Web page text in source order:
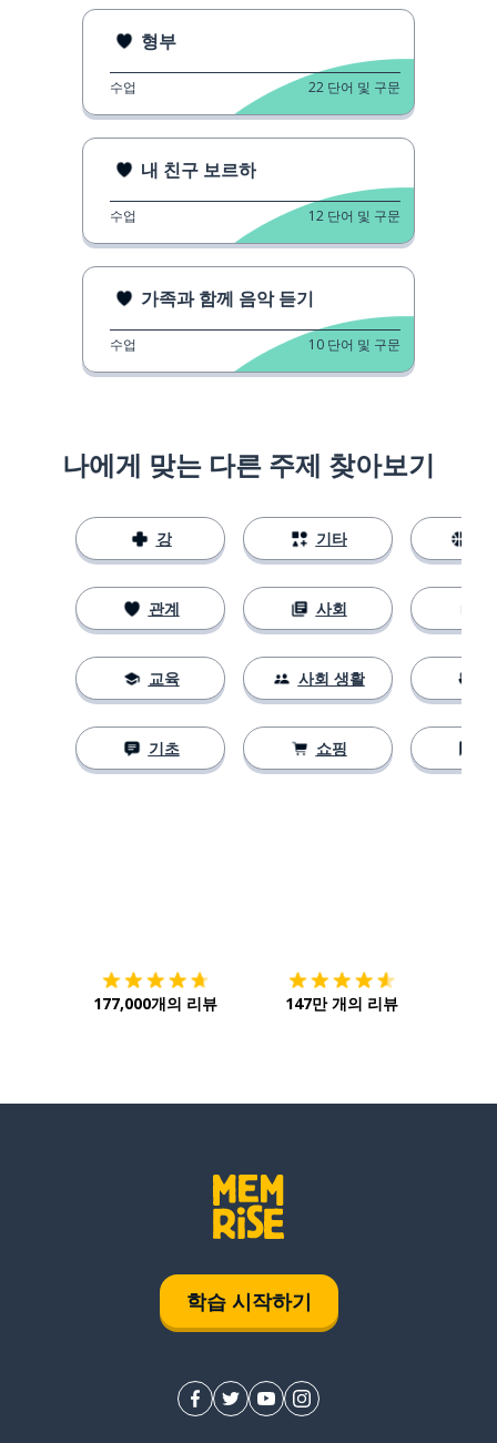
형부
수업 22 단어 및 구문
내 친구 보르하
수업 12 단어 및 구문
가족과 함께 음악 듣기
수업 10 단어 및 구문
나에게 맞는 다른 주제 찾아보기
강
관계
교육
기초
기타
사회
사회 생활
쇼핑
177,000개의 리뷰 147만 개의 리뷰
학습 시작하기